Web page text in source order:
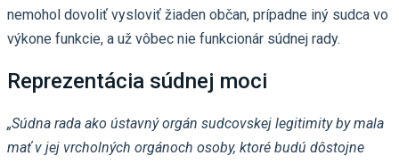
nemohol dovoliť vysloviť žiaden občan, prípadne iný sudca vo
výkone funkcie, a už vôbec nie funkcionár súdnej rady.
Reprezentácia súdnej moci
„Súdna rada ako ústavný orgán sudcovskej legitimity by mala
mať v jej vrcholných orgánoch osoby, ktoré budú dôstojne